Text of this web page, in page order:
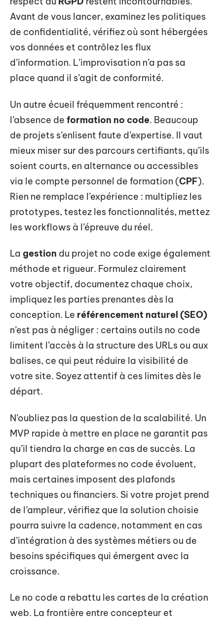
Avant de vous lancer, examinez les politiques
de confidentialité, vérifiez où sont hébergées
vos données et contrôlez les flux
d’information. L’improvisation n’a pas sa
place quand il s’agit de conformité.
Un autre écueil fréquemment rencontré :
l’absence de formation no code. Beaucoup
de projets s’enlisent faute d’expertise. Il vaut
mieux miser sur des parcours certifiants, qu’ils
soient courts, en alternance ou accessibles
via le compte personnel de formation (CPF).
Rien ne remplace l’expérience : multipliez les
prototypes, testez les fonctionnalités, mettez
les workflows à l’épreuve du réel.
La gestion du projet no code exige également
méthode et rigueur. Formulez clairement
votre objectif, documentez chaque choix,
impliquez les parties prenantes dès la
conception. Le référencement naturel (SEO)
n’est pas à négliger : certains outils no code
limitent l’accès à la structure des URLs ou aux
balises, ce qui peut réduire la visibilité de
votre site. Soyez attentif à ces limites dès le
départ.
N’oubliez pas la question de la scalabilité. Un
MVP rapide à mettre en place ne garantit pas
qu’il tiendra la charge en cas de succès. La
plupart des plateformes no code évoluent,
mais certaines imposent des plafonds
techniques ou financiers. Si votre projet prend
de l’ampleur, vérifiez que la solution choisie
pourra suivre la cadence, notamment en cas
d’intégration à des systèmes métiers ou de
besoins spécifiques qui émergent avec la
croissance.
Le no code a rebattu les cartes de la création
web. La frontière entre concepteur et